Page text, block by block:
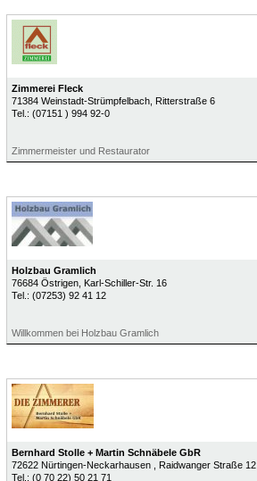
Zimmerei Fleck
71384 Weinstadt-Strümpfelbach, Ritterstraße 6
Tel.: (07151 ) 994 92-0
Zimmermeister und Restaurator
Holzbau Gramlich
76684 Östrigen, Karl-Schiller-Str. 16
Tel.: (07253) 92 41 12
Willkommen bei Holzbau Gramlich
Bernhard Stolle + Martin Schnäbele GbR
72622 Nürtingen-Neckarhausen
, Raidwanger Straße 12
Tel.: (0 70 22) 50 21 71